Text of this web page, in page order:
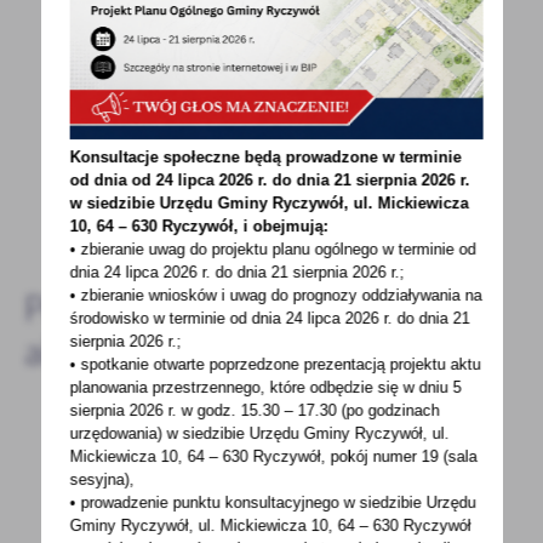
Spodobała Ci się informacja? Zostaw nam swoją opinię
- to dla Ciebie staramy się być najlepsi, a Twoje zdanie
bardzo nam w tym pomoże!
DODAJ KOMENTARZ
Pozostałe
aktualności
01 - 09 - 2021
ROCZNICA WYBUCHU II WOJNY ŚWIATOWEJ
Konsultacje społeczne będą prowadzone w terminie
od dnia od 24 lipca 2026 r. do dnia 21 sierpnia 2026 r.
w siedzibie Urzędu Gminy Ryczywół, ul. Mickiewicza
10, 64 – 630 Ryczywół, i obejmują:
• zbieranie uwag do projektu planu ogólnego w terminie od
dnia 24 lipca 2026 r. do dnia 21 sierpnia 2026 r.;
• zbieranie wniosków i uwag do prognozy oddziaływania na
środowisko w terminie od dnia 24 lipca 2026 r. do dnia 21
sierpnia 2026 r.;
• spotkanie otwarte poprzedzone prezentacją projektu aktu
planowania przestrzennego, które odbędzie się w dniu 5
sierpnia 2026 r.w godz. 15.30 – 17.30 (po godzinach
urzędowania) w siedzibie Urzędu Gminy Ryczywół, ul.
Mickiewicza 10, 64 – 630 Ryczywół, pokójnumer 19 (sala
sesyjna),
• prowadzenie punktu konsultacyjnego w siedzibie Urzędu
Gminy Ryczywół, ul. Mickiewicza 10, 64 – 630 Ryczywół